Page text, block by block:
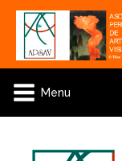
Menu